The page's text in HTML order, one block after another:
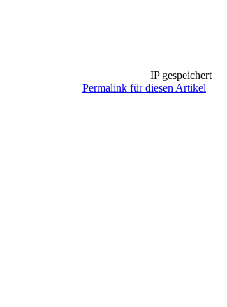
IP gespeichert
Permalink für diesen Artikel